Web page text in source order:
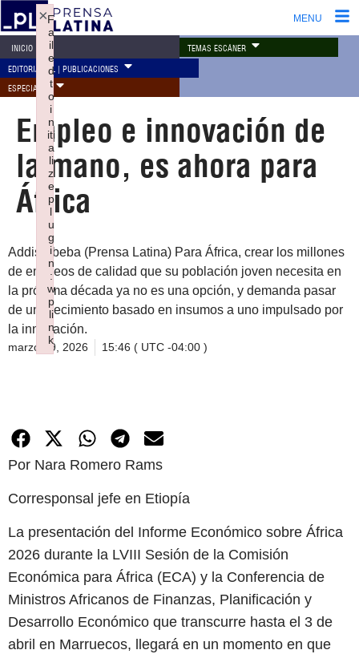
MENU
INICIO TEMAS ESCÁNER
EDITORIAL PL | PUBLICACIONES
ESPECIALES
Empleo e innovación de
la mano, es ahora para
África
Addis Abeba (Prensa Latina) Para África, crear los millones
de empleos de calidad que su población joven necesita en
la próxima década ya no es una opción, y demanda pasar
de un crecimiento basado en insumos a uno impulsado por
la innovación.
marzo 29, 2026 15:46 ( UTC -04:00 )
Por Nara Romero Rams
Corresponsal jefe en Etiopía
La presentación del Informe Económico sobre África
2026 durante la LVIII Sesión de la Comisión
Económica para África (ECA) y la Conferencia de
Ministros Africanos de Finanzas, Planificación y
Desarrollo Económico que transcurre hasta el 3 de
abril en Marruecos, llegará en un momento en que
F
a
il
e
d
t
o
i
n
iti
a
li
z
e
p
l
u
g
i
n
:
w
p
li
n
k
×
Failed to initialize plugin: wplink